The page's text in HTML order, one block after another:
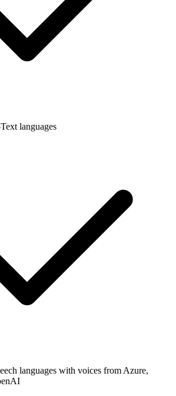
languages
languages with voices from Azure,